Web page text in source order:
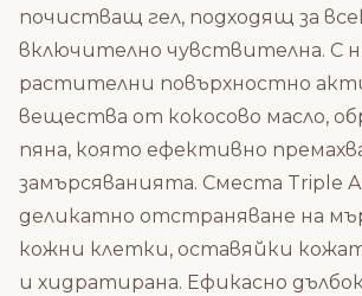
почистващ гел, подходящ за
включително чувствителна. С
растителни повърхностно
вещества от кокосово масло,
пяна, която ефективно
замърсяванията. Сместа Triple
деликатно отстраняване на
кожни клетки, оставяйки
и хидратирана. Ефикасно